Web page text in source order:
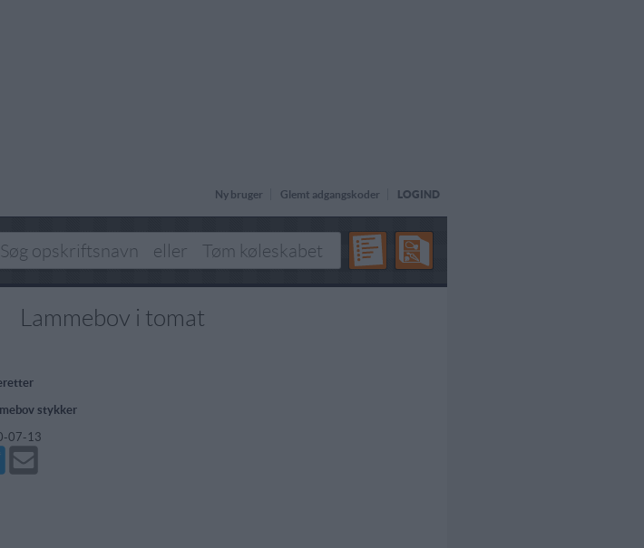
Ny bruger Glemt adgangskoder LOGIND
Lammebov i tomat
stykker
07-13
Send
mail